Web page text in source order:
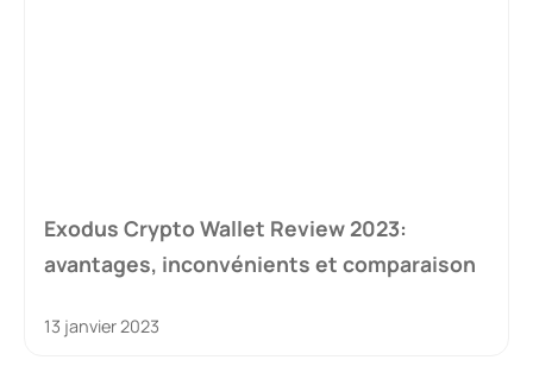
Exodus Crypto Wallet Review 2023:
avantages, inconvénients et comparaison
13 janvier 2023